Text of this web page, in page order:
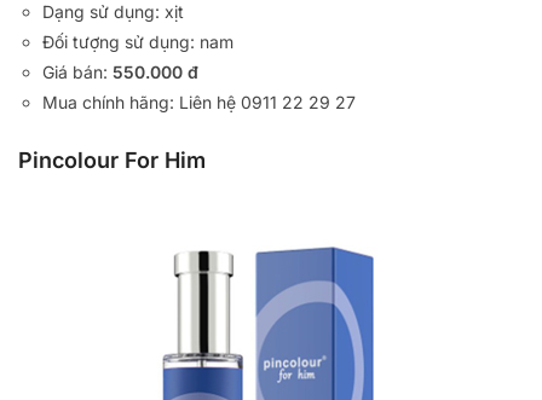
Dạng sử dụng: xịt
Đối tượng sử dụng: nam
Giá bán: 550.000 đ
Mua chính hãng: Liên hệ 0911 22 29 27
Pincolour For Him